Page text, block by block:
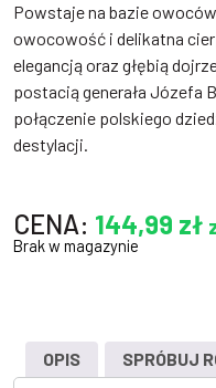
Powstaje na bazie
owocowość i delikatna
elegancją oraz głębią
postacią generała Józefa
połączenie polskiego
destylacji.
CENA: 144,99 zł
Brak w magazynie
OPIS SPRÓBUJ